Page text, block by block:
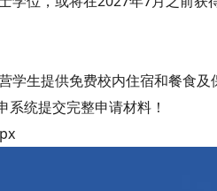
学生提供免费校内住宿和餐食及
系统提交完整申请材料！